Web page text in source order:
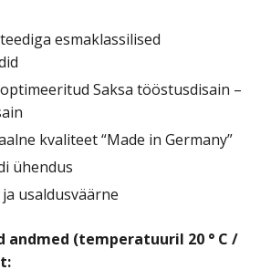
esmaklassilised
Saksa tööstusdisain –
kvaliteet “Made in Germany”
ühendus
usaldusväärne
andmed (temperatuuril 20 ° C /